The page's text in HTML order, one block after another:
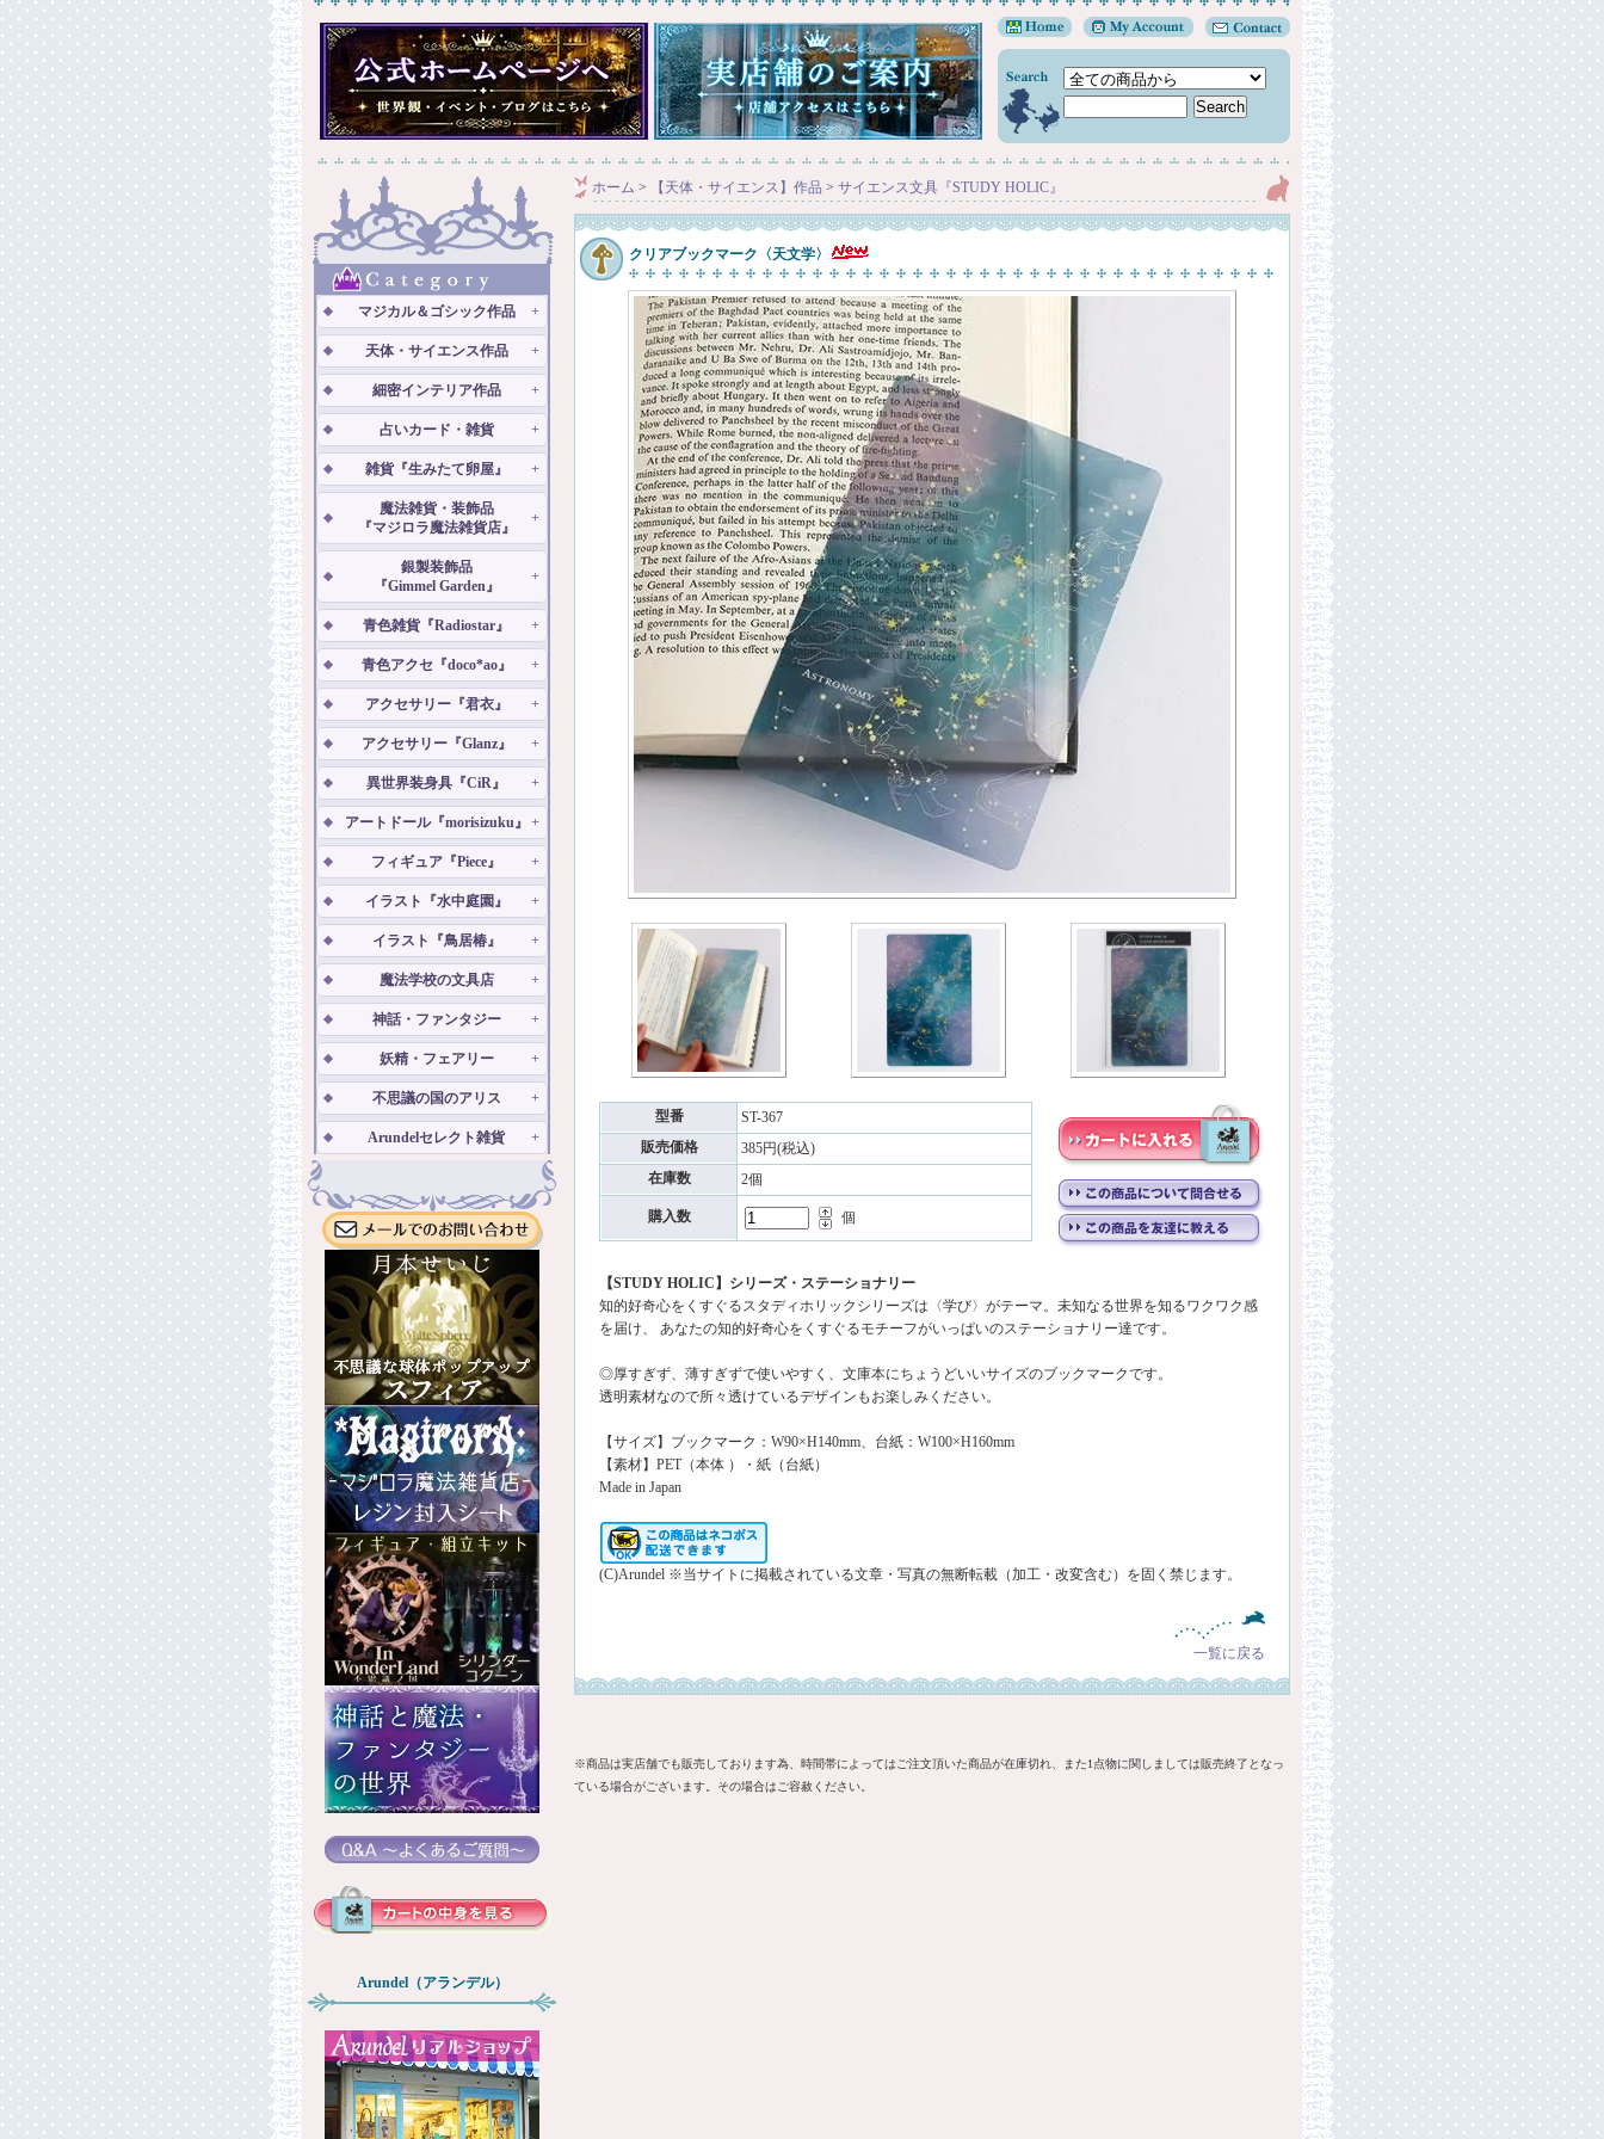
マジカル＆ゴシック作品
天体・サイエンス作品
細密インテリア作品
占いカード・雑貨
雑貨『生みたて卵屋』
魔法雑貨・装飾品
『マジロラ魔法雑貨店』
銀製装飾品
『Gimmel Garden』
青色雑貨『Radiostar』
青色アクセ『doco*ao』
アクセサリー『君衣』
アクセサリー『Glanz』
異世界装身具『CiR』
アートドール『morisizuku』
フィギュア『Piece』
イラスト『水中庭園』
イラスト『鳥居椿』
魔法学校の文具店
神話・ファンタジー
妖精・フェアリー
不思議の国のアリス
Arundelセレクト雑貨
Arundel（アランデル）
ホーム > 【天体・サイエンス】作品 > サイエンス文具『STUDY HOLIC』
クリアブックマーク〈天文学〉
型番
ST-367
販売価格
385円(税込)
在庫数
2個
購入数 個
【STUDY HOLIC】シリーズ・ステーショナリー
知的好奇心をくすぐるスタディホリックシリーズは〈学び〉がテーマ。未知なる世界を知るワクワク感
を届け、 あなたの知的好奇心をくすぐるモチーフがいっぱいのステーショナリー達です。
◎厚すぎず、薄すぎずで使いやすく、文庫本にちょうどいいサイズのブックマークです。
透明素材なので所々透けているデザインもお楽しみください。
【サイズ】ブックマーク：W90×H140mm、台紙：W100×H160mm
【素材】PET（本体 ）・紙（台紙）
Made in Japan
(C)Arundel ※当サイトに掲載されている文章・写真の無断転載（加工・改変含む）を固く禁じます。
一覧に戻る
※商品は実店舗でも販売しております為、時間帯によってはご注文頂いた商品が在庫切れ、また1点物に関しましては販売終了となっ
ている場合がございます。その場合はご容赦ください。